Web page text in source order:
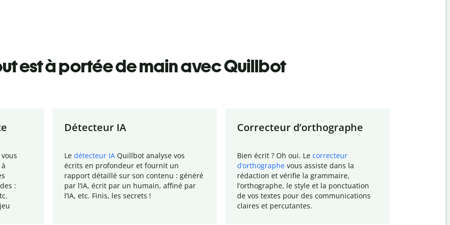
est à portée de main avec Quillbot
:
Détecteur IA
Le détecteur IA Quillbot analyse vos
écrits en profondeur et fournit un
rapport détaillé sur son contenu : généré
par l’IA, écrit par un humain, affiné par
l’IA, etc. Finis, les secrets !
Correcteur d’orthographe
Bien écrit ? Oh oui. Le correcteur
d’orthographe vous assiste dans la
rédaction et vérifie la grammaire,
l’orthographe, le style et la ponctuation
de vos textes pour des communications
claires et percutantes.